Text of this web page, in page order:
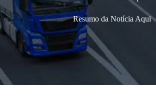
Resumo da Notícia Aqui